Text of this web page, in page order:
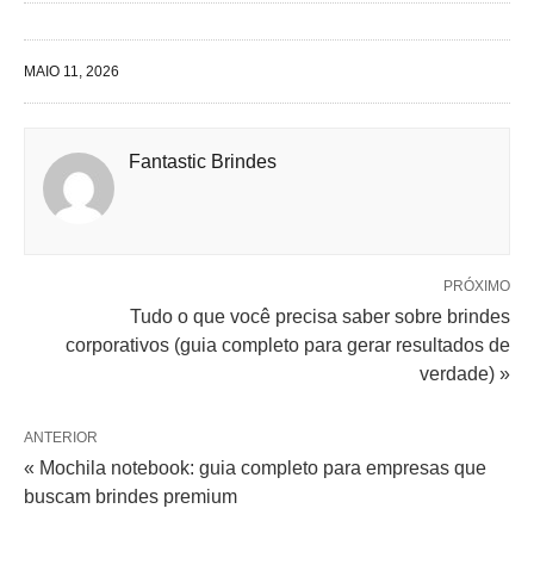
MAIO 11, 2026
Fantastic Brindes
PRÓXIMO
Tudo o que você precisa saber sobre brindes
corporativos (guia completo para gerar resultados de
verdade) »
ANTERIOR
« Mochila notebook: guia completo para empresas que
buscam brindes premium